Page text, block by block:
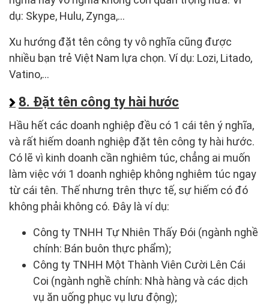
dụ: Skype, Hulu, Zynga,…
Xu hướng đặt tên công ty vô nghĩa cũng được
nhiều bạn trẻ Việt Nam lựa chọn. Ví dụ: Lozi, Litado,
Vatino,…
8. Đặt tên công ty hài hước
Hầu hết các doanh nghiệp đều có 1 cái tên ý nghĩa,
và rất hiếm doanh nghiệp đặt tên công ty hài hước.
Có lẽ vì kinh doanh cần nghiêm túc, chẳng ai muốn
làm việc với 1 doanh nghiệp không nghiêm túc ngay
từ cái tên. Thế nhưng trên thực tế, sự hiếm có đó
không phải không có. Đây là ví dụ:
Công ty TNHH Tự Nhiên Thấy Đói (ngành nghề
chính: Bán buôn thực phẩm);
Công ty TNHH Một Thành Viên Cười Lên Cái
Coi (ngành nghề chính: Nhà hàng và các dịch
vụ ăn uống phục vụ lưu động);